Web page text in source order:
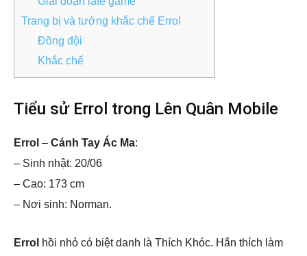
Trang bị và tướng khắc chế Errol
Đồng đội
Khắc chế
Tiểu sử Errol trong Lên Quân Mobile
Errol – Cánh Tay Ác Ma:
– Sinh nhật: 20/06
– Cao: 173 cm
– Nơi sinh: Norman.
Errol hồi nhỏ có biệt danh là Thích Khóc. Hắn thích làm